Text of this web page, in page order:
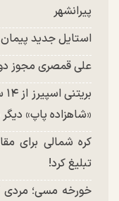
پیرانشهر
استایل جدید
علی قمصری مجوز
«شاهزاده پاپ»
کره شمالی برای
تبلیغ کرد!
خورخه مسی؛ مردی